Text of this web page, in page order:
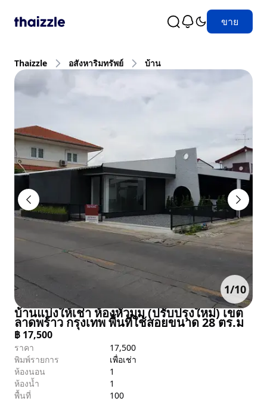
ขาย
Thaizzle อสังหาริมทรัพย์ บ้าน
1/10
บ้านแบ่งให้เช่า ห้องหัวมุม (ปรับปรุงใหม่) เขต
ลาดพร้าว กรุงเทพ พื้นที่ใช้สอยขนาด 28 ตร.ม
฿ 17,500
ราคา
17,500
พิมพ์รายการ
เพื่อเช่า
ห้องนอน
1
ห้องน้ำ
1
พื้นที่
100